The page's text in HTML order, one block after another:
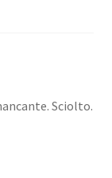
Sciolto.